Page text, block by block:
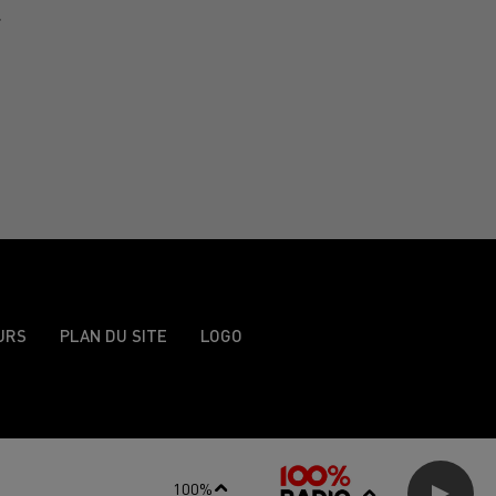
100%
PLAN DU SITE LOGO